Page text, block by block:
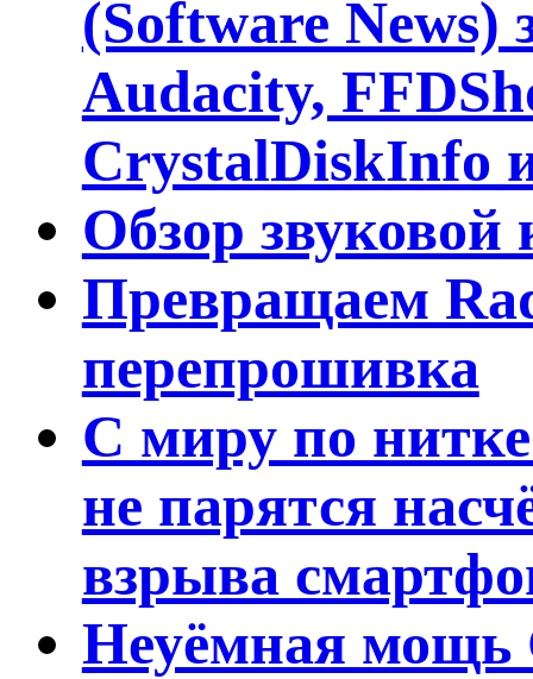
(Software News)
Audacity,
CrystalDiskInfo
Обзор
Превращаем
перепрошивка
С миру по
не парятся
взрыва
Неуёмная мощь